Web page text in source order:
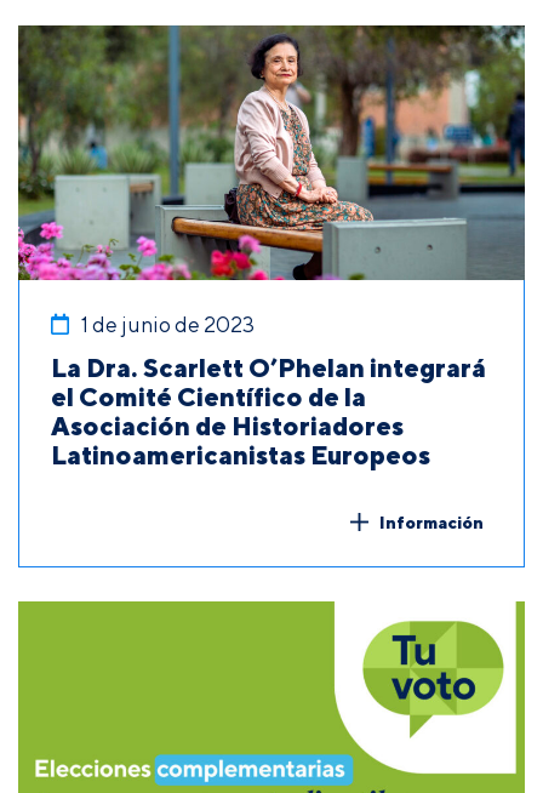
1 de junio de 2023
La Dra. Scarlett O’Phelan integrará
el Comité Científico de la
Asociación de Historiadores
Latinoamericanistas Europeos
Información